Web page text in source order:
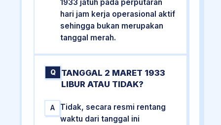
1933 jatuh pada perputaran
hari jam kerja operasional aktif
sehingga bukan merupakan
tanggal merah.
Q
TANGGAL 2 MARET 1933
LIBUR ATAU TIDAK?
A
Tidak, secara resmi rentang
waktu dari tanggal ini